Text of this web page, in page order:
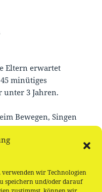
wir Technologien
speichern und/oder darauf
Eltern erwartet
minütiges
3 Jahren.
Bewegen, Singen
Spaß für die
ist kostenlos und
und